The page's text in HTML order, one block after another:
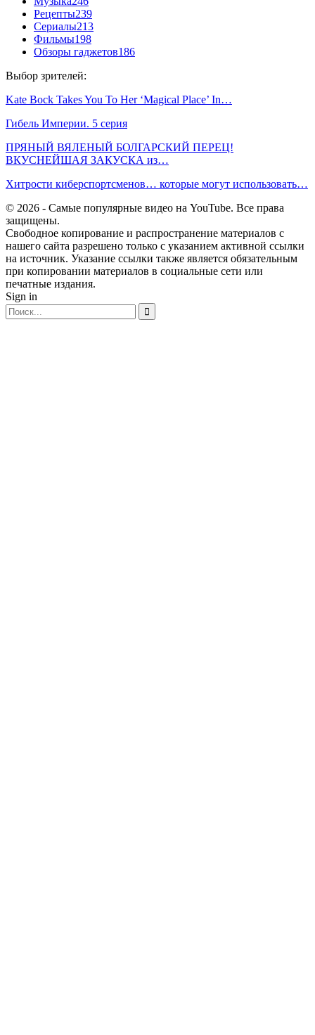
Рецепты239
Сериалы213
Фильмы198
Обзоры гаджетов186
Выбор зрителей:
Kate Bock Takes You To Her ‘Magical Place’ In…
Гибель Империи. 5 серия
ПРЯНЫЙ ВЯЛЕНЫЙ БОЛГАРСКИЙ ПЕРЕЦ!
ВКУСНЕЙШАЯ ЗАКУСКА из…
Хитрости киберспортсменов… которые могут использовать…
© 2026 - Самые популярные видео на YouTube. Все права
защищены.
Свободное копирование и распространение материалов с
нашего сайта разрешено только с указанием активной ссылки
на источник. Указание ссылки также является обязательным
при копировании материалов в социальные сети или
печатные издания.
Sign in